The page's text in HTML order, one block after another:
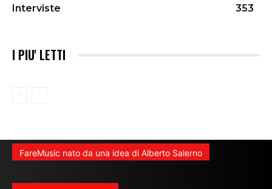
Interviste
353
I PIU' LETTI
FareMusic nato da una idea di Alberto Salerno